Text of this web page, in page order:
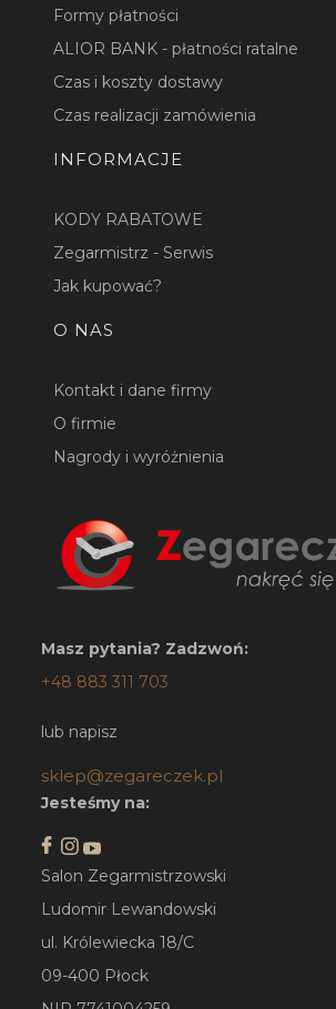
Formy płatności
ALIOR BANK - płatności ratalne
Czas i koszty dostawy
Czas realizacji zamówienia
INFORMACJE
KODY RABATOWE
Zegarmistrz - Serwis
Jak kupować?
O NAS
Kontakt i dane firmy
O firmie
Nagrody i wyróżnienia
Masz pytania? Zadzwoń:
+48 883 311 703
lub napisz
sklep@zegareczek.pl
Jesteśmy na:
Salon Zegarmistrzowski
Ludomir Lewandowski
ul. Królewiecka 18/C
09-400 Płock